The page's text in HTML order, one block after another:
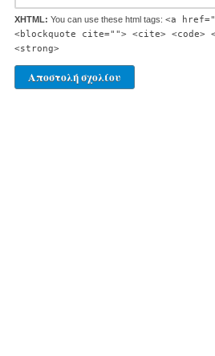
XHTML: You can use these html tags: <a
<blockquote cite=""> <cite> <code>
<strong>